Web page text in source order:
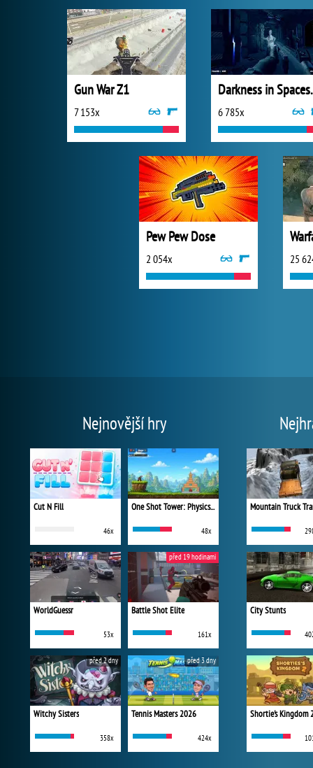
Gun War Z1
7 153x 6 785x
Pew Pew Dose
2 054x 25
Nejnovější hry
Cut N Fill
46x
One Shot Tower: Physics Destroyer
48x
WorldGuessr
53x
Battle Shot Elite
161x
před 19 hodinami
Witchy Sisters
358x
před 2 dny
Tennis Masters 2026
424x
před 3 dny
Mountain Truck
City Stunts
Shortie's Kingdom